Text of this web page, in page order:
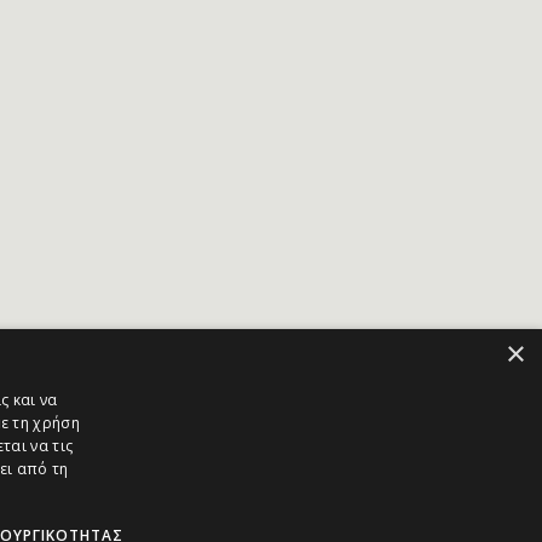
×
και να
τη χρήση
να τις
από τη